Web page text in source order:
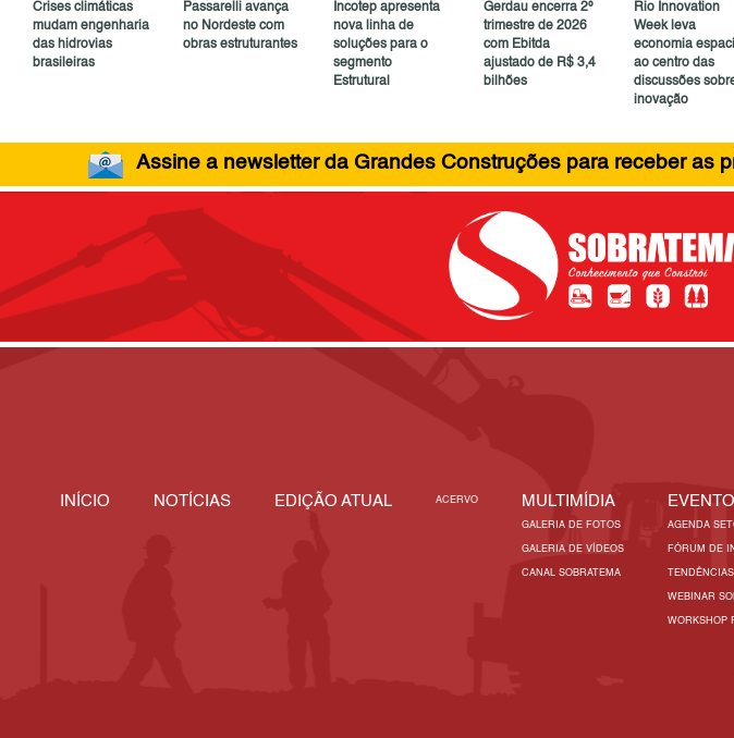
Crises climáticas
mudam engenharia
das hidrovias
brasileiras
Passarelli avança
no Nordeste com
obras estruturantes
Incotep apresenta
nova linha de
soluções para o
segmento
Estrutural
Gerdau encerra 2º
trimestre de 2026
com Ebitda
ajustado de R$ 3,4
bilhões
Rio Innovation
Week leva
economia
ao centro das
discussões
inovação
Assine a newsletter da Grandes Construções para receber as
INÍCIO NOTÍCIAS EDIÇÃO ATUAL ACERVO MULTIMÍDIA
GALERIA DE FOTOS
GALERIA DE VÍDEOS
CANAL SOBRATEMA
AGENDA
FÓRUM DE
WEBINAR
WORKSHOP